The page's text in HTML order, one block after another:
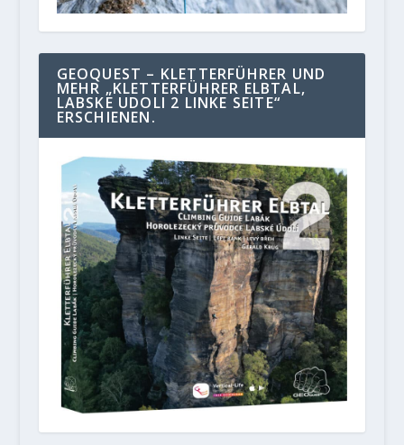
GEOQUEST – KLETTERFÜHRER UND
MEHR „KLETTERFÜHRER ELBTAL,
LABSKE UDOLI 2 LINKE SEITE“
ERSCHIENEN.